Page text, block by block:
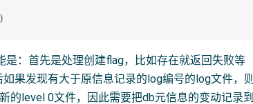
：首先是处理创建flag，比如存在就返回失败等
果发现有大于原信息记录的log编号的log文件，则
的level 0文件，因此需要把db元信息的变动记录到